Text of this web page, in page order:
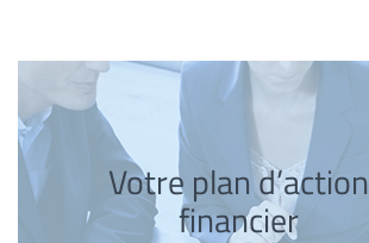
Votre plan d’action
financier